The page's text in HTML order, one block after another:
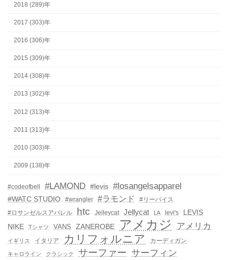
2018 (289)年
2017 (303)年
2016 (306)年
2015 (309)年
2014 (308)年
2013 (302)年
2012 (313)年
2011 (313)年
2010 (303)年
2009 (138)年
#codeofbell #LAMOND #levis #losangelsapparel
#WATC STUDIO #wrangler #ラモンド
#リーバイス
#ロサンゼルスアパレル
htc Jelleycat Jellycat LA levi's
LEVIS
NIKE
Tシャツ VANS ZANEROBE アメカジ アメリカ
イギリス イタリア カリフォルニア カーディガン
キャロライン クラシック サーファー サーフィン